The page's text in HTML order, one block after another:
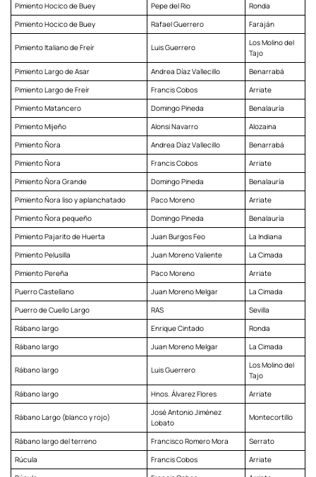
Pimiento Hocico de Buey
Pepe del Rio
Ronda
Pimiento Hocico de Buey
Rafael Guerrero Faraján
Pimiento Italiano de Freír Luis Guerrero
Los Molino del
Tajo
Pimiento Largo de Asar
Andrea Díaz Vallecillo
Benarrabá
Pimiento Largo de Freír
Francis Cobos
Arriate
Pimiento Matancero
Domingo Pineda
Benalauría
Pimiento Mijeño
Alonsi Navarro
Alozaina
Pimiento Ñora
Andrea Díaz Vallecillo
Benarrabá
Pimiento Ñora
Francis Cobos
Arriate
Pimiento Ñora Grande
Domingo Pineda
Benalauría
Pimiento Ñora liso y aplanchatado
Paco Moreno
Arriate
Pimiento Ñora pequeño
Domingo Pineda
Benalauría
Pimiento Pajarito de Huerta
Juan Burgos Feo
La Indiana
Pimiento Pelusilla
Juan Moreno Valiente
La Cimada
Pimiento Pereña
Paco Moreno
Arriate
Puerro Castellano
Juan Moreno Melgar
La Cimada
Puerro de Cuello Largo
RAS
Sevilla
Rábano largo
Enrique Cintado
Ronda
Rábano largo
Juan Moreno Melgar La Cimada
Rábano largo Luis Guerrero
Los Molino del
Tajo
Rábano largo
Hnos. Álvarez Flores Arriate
Rábano Largo (blanco y rojo)
José Antonio Jiménez
Lobato
Montecortillo
Rábano largo del terreno Francisco Romero Mora
Serrato
Rúcula
Francis Cobos
Arriate